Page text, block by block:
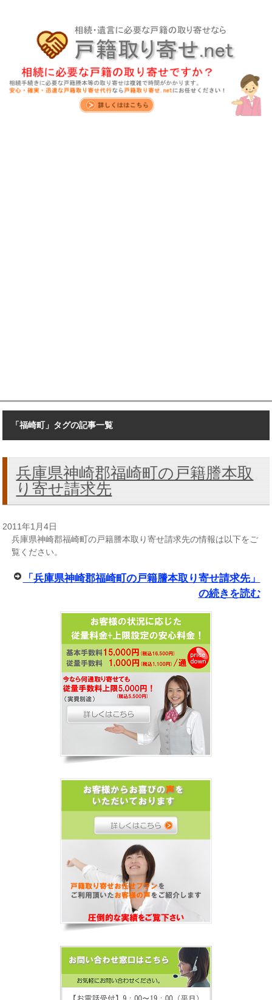
「福崎町」タグの記事一覧
兵庫県神崎郡福崎町の戸籍謄本取
り寄せ請求先
2011年1月4日
兵庫県神崎郡福崎町の戸籍謄本取り寄せ請求先の情報は以下をご
覧ください。
「兵庫県神崎郡福崎町の戸籍謄本取り寄せ請求先」
の続きを読む